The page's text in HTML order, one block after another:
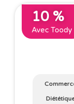
10 %
Avec Toody